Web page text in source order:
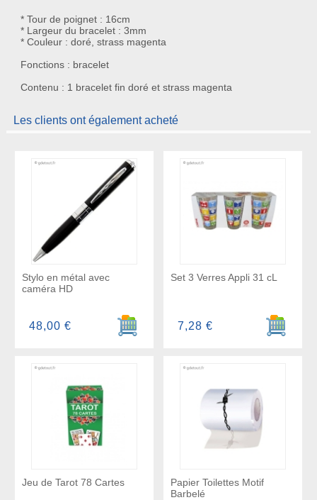
* Tour de poignet : 16cm
* Largeur du bracelet : 3mm
* Couleur : doré, strass magenta
Fonctions : bracelet
Contenu : 1 bracelet fin doré et strass magenta
Les clients ont également acheté
Stylo en métal avec
caméra HD
Ajouter au panier
48,00 €
Set 3 Verres Appli 31 cL
Ajouter
7,28 €
Jeu de Tarot 78 Cartes
Papier Toilettes Motif
Barbelé